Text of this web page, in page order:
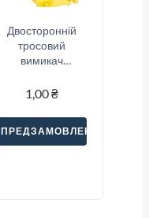
Двосторонній
тросовий
вимикач
зупинки Sitec
1,00₴
ПРЕДЗАМОВЛЕННЯ